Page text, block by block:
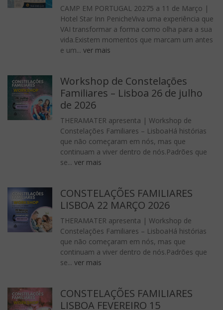
CAMP EM PORTUGAL 20275 a 11 de Março |
Hotel Star Inn PenicheViva uma experiência que
VAI transformar a forma como olha para a sua
vida.Existem momentos que marcam um antes
e um... ver mais
Workshop de Constelações
Familiares – Lisboa 26 de julho
de 2026
THERAMATER apresenta | Workshop de
Constelações Familiares – LisboaHá histórias
que não começaram em nós, mas que
continuam a viver dentro de nós.Padrões que
se... ver mais
CONSTELAÇÕES FAMILIARES
LISBOA 22 MARÇO 2026
THERAMATER apresenta | Workshop de
Constelações Familiares – LisboaHá histórias
que não começaram em nós, mas que
continuam a viver dentro de nós.Padrões que
se... ver mais
CONSTELAÇÕES FAMILIARES
LISBOA FEVEREIRO 15